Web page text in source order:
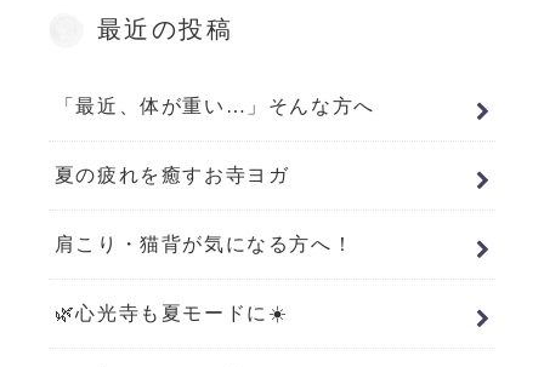
最近の投稿
「最近、体が重い…」そんな方へ
夏の疲れを癒すお寺ヨガ
肩こり・猫背が気になる方へ！
🌿心光寺も夏モードに☀️